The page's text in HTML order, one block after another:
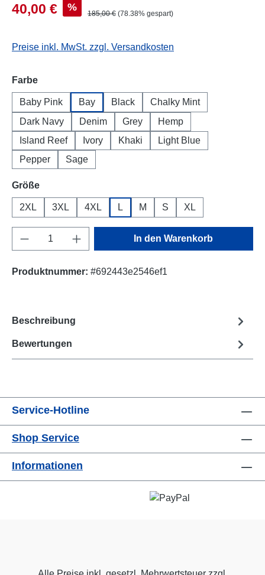
40,00 € %
185,00 € (78.38% gespart)
Preise inkl. MwSt. zzgl. Versandkosten
Farbeauswählen
Baby Pink Bay Black
Chalky Mint
Dark Navy
Denim Grey
Hemp
Island Reef
Ivory Khaki
Light Blue
Pepper
Sage
Größeauswählen
2XL 3XL 4XL L M S XL
Produkt Anzahl: Gib den gewünschten
In den Warenkorb
Produktnummer: #692443e2546ef1
Beschreibung
Bewertungen
Service-Hotline
Shop Service
Informationen